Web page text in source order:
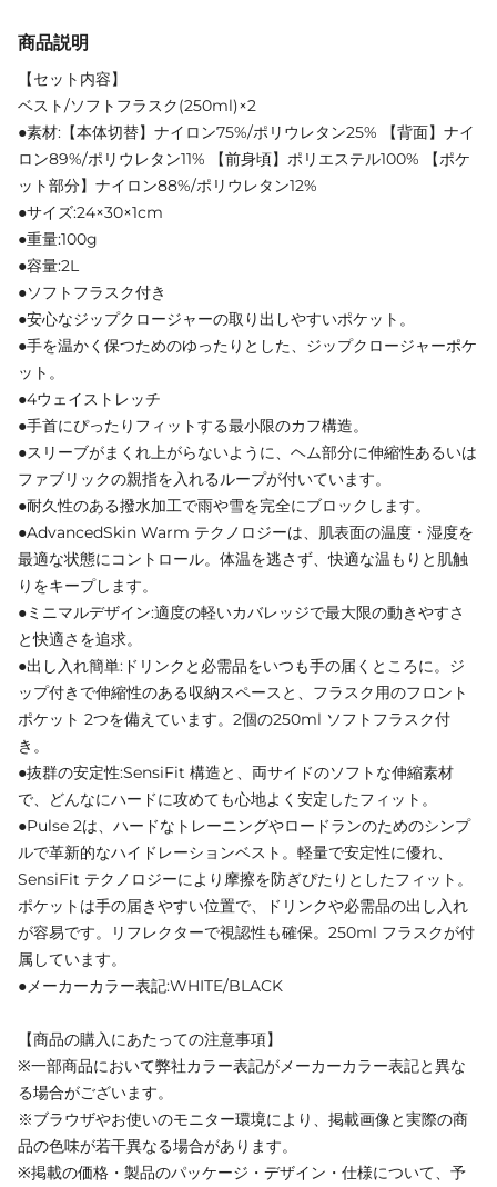
商品説明
【セット内容】
ベスト/ソフトフラスク(250ml)×2
●素材:【本体切替】ナイロン75%/ポリウレタン25% 【背面】ナイ
ロン89%/ポリウレタン11% 【前身頃】ポリエステル100% 【ポケ
ット部分】ナイロン88%/ポリウレタン12%
●サイズ:24×30×1cm
●重量:100g
●容量:2L
●ソフトフラスク付き
●安心なジップクロージャーの取り出しやすいポケット。
●手を温かく保つためのゆったりとした、ジップクロージャーポケ
ット。
●4ウェイストレッチ
●手首にぴったりフィットする最小限のカフ構造。
●スリーブがまくれ上がらないように、ヘム部分に伸縮性あるいは
ファブリックの親指を入れるループが付いています。
●耐久性のある撥水加工で雨や雪を完全にブロックします。
●AdvancedSkin Warm テクノロジーは、肌表面の温度・湿度を
最適な状態にコントロール。体温を逃さず、快適な温もりと肌触
りをキープします。
●ミニマルデザイン:適度の軽いカバレッジで最大限の動きやすさ
と快適さを追求。
●出し入れ簡単:ドリンクと必需品をいつも手の届くところに。ジ
ップ付きで伸縮性のある収納スペースと、フラスク用のフロント
ポケット 2つを備えています。2個の250ml ソフトフラスク付
き。
●抜群の安定性:SensiFit 構造と、両サイドのソフトな伸縮素材
で、どんなにハードに攻めても心地よく安定したフィット。
●Pulse 2は、ハードなトレーニングやロードランのためのシンプ
ルで革新的なハイドレーションベスト。軽量で安定性に優れ、
SensiFit テクノロジーにより摩擦を防ぎぴたりとしたフィット。
ポケットは手の届きやすい位置で、ドリンクや必需品の出し入れ
が容易です。リフレクターで視認性も確保。250ml フラスクが付
属しています。
●メーカーカラー表記:WHITE/BLACK
【商品の購入にあたっての注意事項】
※一部商品において弊社カラー表記がメーカーカラー表記と異な
る場合がございます。
※ブラウザやお使いのモニター環境により、掲載画像と実際の商
品の色味が若干異なる場合があります。
※掲載の価格・製品のパッケージ・デザイン・仕様について、予